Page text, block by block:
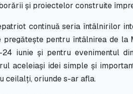
și proiectelor construite
continuă seria întâlnirilor
pregătește pentru întâlnirea de
iunie și pentru evenimentul
aceleiași idei simple și
ceilalți, oriunde s-ar afla.